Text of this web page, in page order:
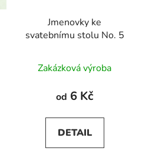
Jmenovky ke
svatebnímu stolu No. 5
Zakázková výroba
od 6 Kč
DETAIL